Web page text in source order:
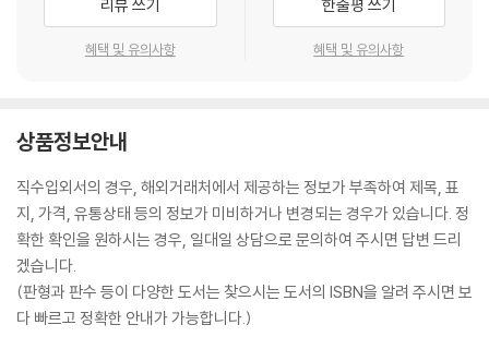
리뷰 쓰기
혜택 및 유의사항
한줄평 쓰기
혜택 및 유의사항
상품정보안내
직수입외서의 경우, 해외거래처에서 제공하는 정보가 부족하여 제목, 표
지, 가격, 유통상태 등의 정보가 미비하거나 변경되는 경우가 있습니다. 정
확한 확인을 원하시는 경우, 일대일 상담으로 문의하여 주시면 답변 드리
겠습니다.
(판형과 판수 등이 다양한 도서는 찾으시는 도서의 ISBN을 알려 주시면 보
다 빠르고 정확한 안내가 가능합니다.)